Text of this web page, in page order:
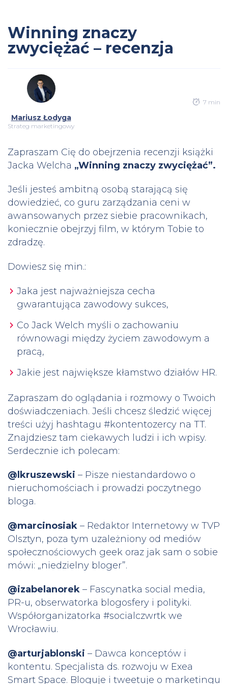
Winning znaczy
zwyciężać – recenzja
Mariusz Łodyga
Strateg marketingowy
7 min
Zapraszam Cię do obejrzenia recenzji książki
Jacka Welcha „Winning znaczy zwyciężać”.
Jeśli jesteś ambitną osobą starającą się
dowiedzieć, co guru zarządzania ceni w
awansowanych przez siebie pracownikach,
koniecznie obejrzyj film, w którym Tobie to
zdradzę.
Dowiesz się min.:
Jaka jest najważniejsza cecha
gwarantująca zawodowy sukces,
Co Jack Welch myśli o zachowaniu
równowagi między życiem zawodowym a
pracą,
Jakie jest największe kłamstwo działów HR.
Zapraszam do oglądania i rozmowy o Twoich
doświadczeniach. Jeśli chcesz śledzić więcej
treści użyj hashtagu #kontentozercy na TT.
Znajdziesz tam ciekawych ludzi i ich wpisy.
Serdecznie ich polecam:
@lkruszewski – Pisze niestandardowo o
nieruchomościach i prowadzi poczytnego
bloga.
@marcinosiak – Redaktor Internetowy w TVP
Olsztyn, poza tym uzależniony od mediów
społecznościowych geek oraz jak sam o sobie
mówi: „niedzielny bloger”.
@izabelanorek – Fascynatka social media,
PR-u, obserwatorka blogosfery i polityki.
Współorganizatorka #socialczwrtk we
Wrocławiu.
@arturjablonski – Dawca konceptów i
kontentu. Specjalista ds. rozwoju w Exea
Smart Space. Bloguje i tweetuje o marketingu